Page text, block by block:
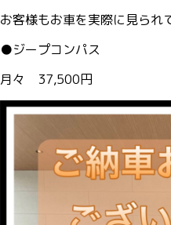
お客様もお車を実際に見られ
●ジープコンパス
月々 37,500円